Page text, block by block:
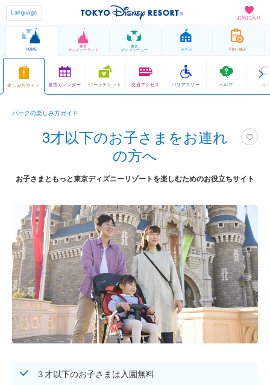
お気に入り
Language
HOME
東京
ディズニーランド
東京
ディズニーシー ホテル 予約 / 購入
楽しみ方ガイド 運営カレンダー パークチケット 交通アクセス バリアフリー ヘルプ 検
パークの楽しみ方ガイド
3才以下のお子さまをお連れ
の方へ
お子さまともっと東京ディズニーリゾートを楽しむためのお役立ちサイト
３才以下のお子さまは入園無料